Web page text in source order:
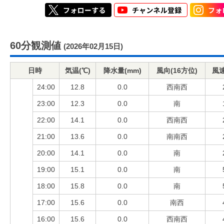
60分観測値 (2026年02月15日)
日時 気温(℃) 降水量(mm) 風向(16方位) 風
24:00 12.8 0.0 西南西
23:00 12.3 0.0 南
22:00 14.1 0.0 西南西
21:00 13.6 0.0 南南西
20:00 14.1 0.0 南
19:00 15.1 0.0 南
18:00 15.8 0.0 南
17:00 15.6 0.0 南西
16:00 15.6 0.0 西南西